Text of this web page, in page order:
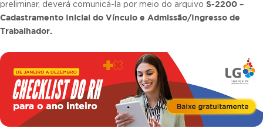
preliminar, deverá comunicá-la por meio do arquivo S-2200 –
Cadastramento Inicial do Vínculo e Admissão/Ingresso de
Trabalhador.